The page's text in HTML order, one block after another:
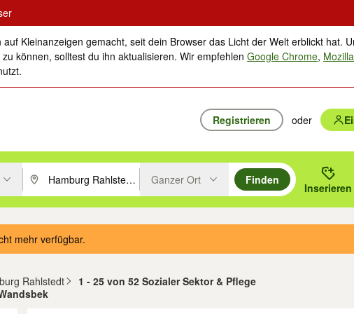
auf Kleinanzeigen gemacht, seit dein Browser das Licht der Welt erblickt hat.
können, solltest du ihn aktualisieren. Wir empfehlenGoogle Chrome,
Registrieren oder
Vorschläge mit den Pfeiltasten nach oben/unten durchsuchen und mit
PLZ oder Ort eingeben. Eingabetaste drücken um zu suchen, oder
Ganzer Ort
Finden
Inserieren
mehr verfügbar.
Rahlstedt
1 - 25 von 52 Sozialer Sektor & Pflege